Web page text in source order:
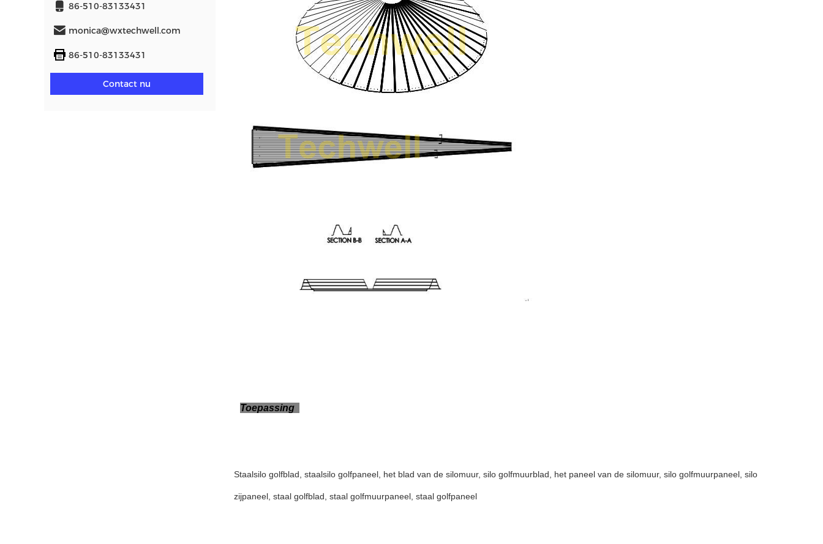
86-510-83133431
monica@wxtechwell.com
86-510-83133431
Contact nu
Toepassing
Staalsilo golfblad, staalsilo golfpaneel, het blad van de silomuur, silo golfmuurblad, het paneel van de silomuur, silo golfmuurpaneel, silo
zijpaneel, staal golfblad, staal golfmuurpaneel, staal golfpaneel